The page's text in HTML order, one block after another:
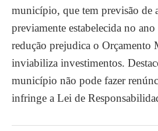
município, que tem previsão de
previamente estabelecida no
redução prejudica o Orçamento
inviabiliza investimentos.
município não pode fazer
infringe a Lei de